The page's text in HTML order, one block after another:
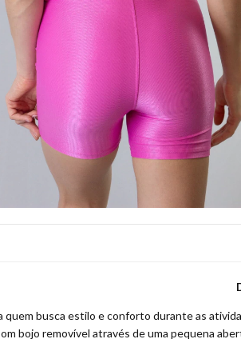
quem busca estilo e conforto durante as
bojo removível através de uma pequena